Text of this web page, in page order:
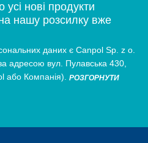
нові продукти
нашу розсилку вже
даних є Canpol Sp. z o.
адресою вул. Пулавська 430,
або Компанія). РОЗГОРНУТИ